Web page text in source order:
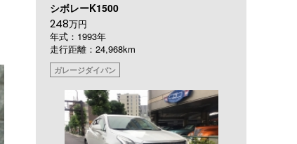
シボレーK1500
248万円
年式：1993年
走行距離：24,968km
ガレージダイバン